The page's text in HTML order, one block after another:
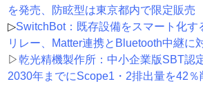
を発売、防眩型は東京都内で限定販売
▷SwitchBot：既存設備をスマート化す
リレー、Matter連携とBluetooth中継に
▷乾光精機製作所：中小企業版SBT認
2030年までにScope1・2排出量を42％